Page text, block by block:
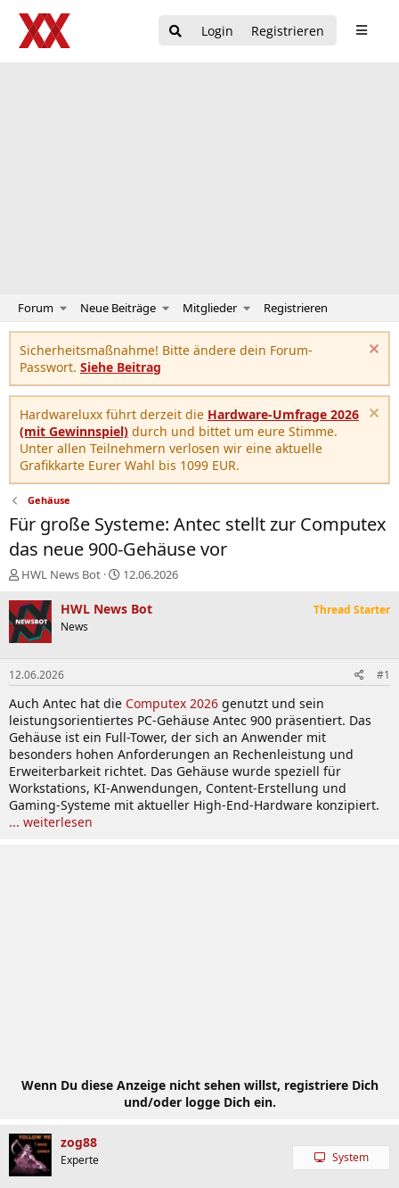
Login Registrieren
Forum Neue Beiträge Mitglieder Registrieren
Sicherheitsmaßnahme! Bitte ändere dein Forum-
Passwort. Siehe Beitrag
Hardwareluxx führt derzeit die Hardware-Umfrage 2026
(mit Gewinnspiel) durch und bittet um eure Stimme.
Unter allen Teilnehmern verlosen wir eine aktuelle
Grafikkarte Eurer Wahl bis 1099 EUR.
Gehäuse
Für große Systeme: Antec stellt zur Computex
das neue 900-Gehäuse vor
E
s
t
e
e
r
HWL News Bot
E
s
t
a
m
12.06.2026
HWL News Bot
News
Thread Starter
12.06.2026 #1
Auch Antec hat die Computex 2026 genutzt und sein
leistungsorientiertes PC-Gehäuse Antec 900 präsentiert. Das
Gehäuse ist ein Full-Tower, der sich an Anwender mit
besonders hohen Anforderungen an Rechenleistung und
Erweiterbarkeit richtet. Das Gehäuse wurde speziell für
Workstations, KI-Anwendungen, Content-Erstellung und
Gaming-Systeme mit aktueller High-End-Hardware konzipiert.
... weiterlesen
Wenn Du diese Anzeige nicht sehen willst, registriere Dich
und/oder logge Dich ein.
zog88
Experte System